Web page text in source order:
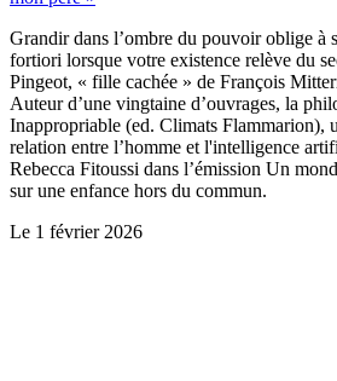
Grandir dans l’ombre du pouvoir oblige à
fortiori lorsque votre existence relève du
Pingeot, « fille cachée » de François
Auteur d’une vingtaine d’ouvrages, la
Inappropriable (ed. Climats Flammarion),
relation entre l’homme et l'intelligence
Rebecca Fitoussi dans l’émission Un
sur une enfance hors du commun.
Le 1 février 2026